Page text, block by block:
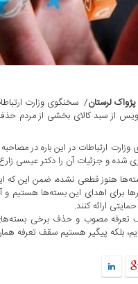
لرستان/ سخنگوی وزارت
از سبد کالای بخشی از مردم
ارتباطات در این باره در
شده و جزئیات آن را دکتر عیسی
هنوز قطعی نشده، ضمن این
برای اهدای این بسته‌ها هستیم و
ارائه کنند.
مصوب و حذف برخی بسته‌های
بلکه پیگیر هستیم سقف تعرفه